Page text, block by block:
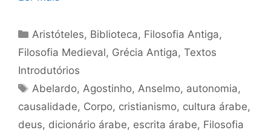
Categorias
Aristóteles, Biblioteca, Filosofia Antiga,
Filosofia Medieval, Grécia Antiga, Textos
Introdutórios
Tags
Abelardo,Agostinho,Anselmo, autonomia,
causalidade, Corpo, cristianismo, cultura árabe,
deus, dicionário árabe, escrita árabe, Filosofia